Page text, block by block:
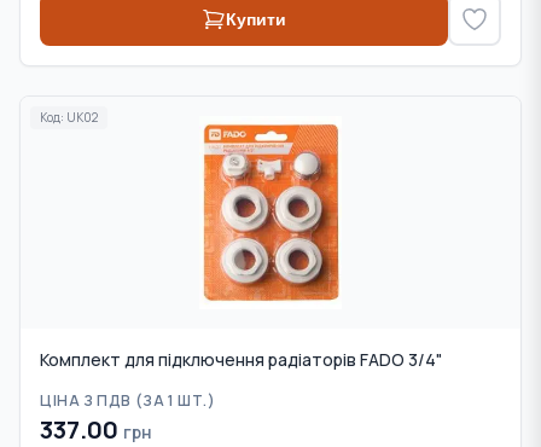
Купити
Код: UK02
Комплект для підключення радіаторів FADO 3/4"
ЦІНА З ПДВ (ЗА 1 ШТ.)
337.00 грн